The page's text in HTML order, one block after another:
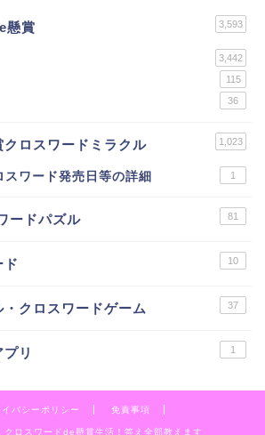
懸賞 3,593
3,442
115
36
クロスワードミラクル 1,023
スワード発売日等の詳細 1
ードパズル 81
ド 10
クロスワードゲーム 37
リ 1
イバシーポリシー 免責事項
ロスワードde懸賞生活！答え全部教えます